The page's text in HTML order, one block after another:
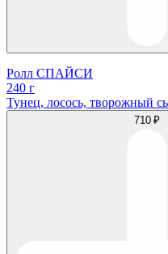
Ролл СПАЙСИ
240 г
Тунец, лосось, творожный
710 ₽